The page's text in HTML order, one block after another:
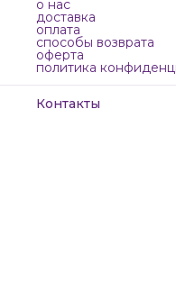
о нас
доставка
оплата
способы возврата
оферта
политика
Контакты